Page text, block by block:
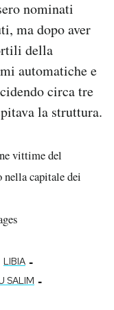
nominati
ma dopo aver
della
automatiche e
circa tre
la struttura.
vittime del
nella capitale dei
LIBIA -
SALIM -